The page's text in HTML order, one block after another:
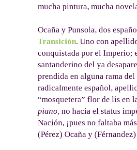
mucha pintura, mucha
Ocaña y Punsola, dos
Transición. Uno con
conquistada por el Imperio;
santanderino del ya
prendida en alguna rama
radicalmente español,
“mosquetera” flor de lis en
piano, no hacia el status
Nación, ¡pues no faltaba
(Pérez) Ocaña y